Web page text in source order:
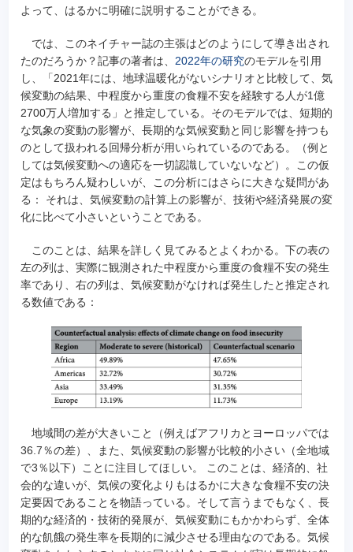
よって、はるかに明確に説明することができる。
では、このネイチャー誌の主張はどのようにして導き出され
たのだろうか？記事の著者は、 2022年の研究のモデルを引用
し、「2021年には、地球温暖化がないシナリオと比較して、気
候変動の結果、中程度から重度の食糧不安を経験する人が1億
2700万人増加する」と推定している。そのモデルでは、短期的
な気象の変動の影響が、長期的な気候変動と同じ影響を持つも
のとして扱われる回帰分析が用いられているのである。（例と
しては気候変動への適応を一切認識していないなど）。この仮
定はもちろん疑わしいが、この分析にはさらに大きな疑問があ
る： それは、気候変動の計算上の影響が、技術や経済発展の変
化に比べて小さいということである。
このことは、結果を詳しく見てみるとよくわかる。下の表の
左の列は、実際に観測された中程度から重度の食糧不安の発生
率であり、右の列は、気候変動がなければ発生したと推定され
る数値である：
地域間の差が大きいこと（例えばアフリカとヨーロッパでは
36.7％の差）、また、気候変動の影響が比較的小さい（全地域
で3％以下）ことに注目してほしい。 このことは、経済的、社
会的な違いが、気候の変化よりもはるかに大きな食糧不安の決
定要因であることを物語っている。そして言うまでもなく、長
期的な経済的・技術的発展が、気候変動にもかかわらず、全体
的な飢餓の発生率を長期的に減少させる理由なのである。気候